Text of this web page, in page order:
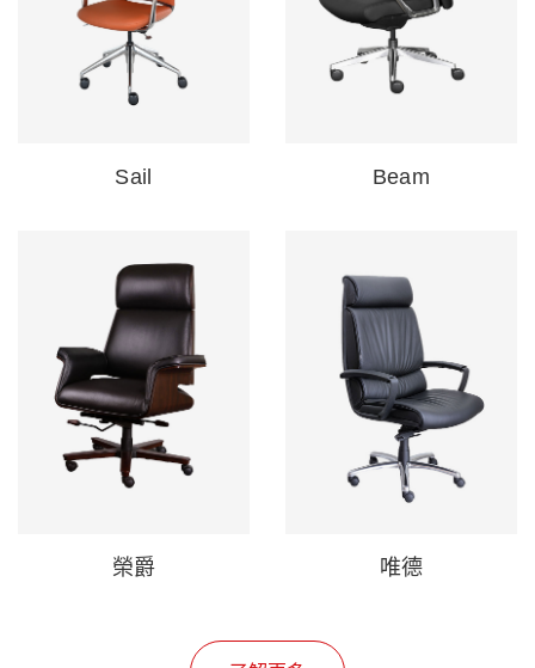
Sail Beam
榮爵 唯德